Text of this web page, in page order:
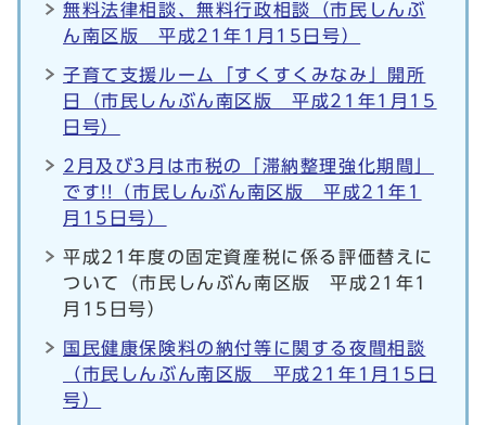
無料法律相談、無料行政相談（市民しんぶ
ん南区版 平成21年1月15日号）
子育て支援ルーム「すくすくみなみ」開所
日（市民しんぶん南区版 平成21年1月15
日号）
2月及び3月は市税の「滞納整理強化期間」
です!!（市民しんぶん南区版 平成21年1
月15日号）
平成21年度の固定資産税に係る評価替えに
ついて（市民しんぶん南区版 平成21年1
月15日号）
国民健康保険料の納付等に関する夜間相談
（市民しんぶん南区版 平成21年1月15日
号）